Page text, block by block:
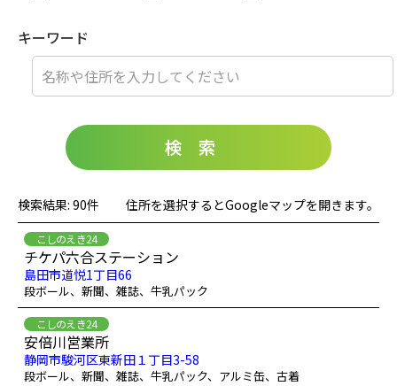
キーワード
検索
検索結果: 90件 住所を選択するとGoogleマップを開きます。
こしのえき24
チケパ六合ステーション
島田市道悦1丁目66
段ボール、新聞、雑誌、牛乳パック
こしのえき24
安倍川営業所
静岡市駿河区東新田１丁目3-58
段ボール、新聞、雑誌、牛乳パック、アルミ缶、古着